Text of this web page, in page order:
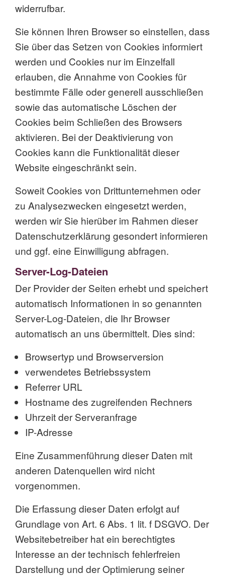
widerrufbar.
Sie können Ihren Browser so einstellen, dass
Sie über das Setzen von Cookies informiert
werden und Cookies nur im Einzelfall
erlauben, die Annahme von Cookies für
bestimmte Fälle oder generell ausschließen
sowie das automatische Löschen der
Cookies beim Schließen des Browsers
aktivieren. Bei der Deaktivierung von
Cookies kann die Funktionalität dieser
Website eingeschränkt sein.
Soweit Cookies von Drittunternehmen oder
zu Analysezwecken eingesetzt werden,
werden wir Sie hierüber im Rahmen dieser
Datenschutzerklärung gesondert informieren
und ggf. eine Einwilligung abfragen.
Server-Log-Dateien
Der Provider der Seiten erhebt und speichert
automatisch Informationen in so genannten
Server-Log-Dateien, die Ihr Browser
automatisch an uns übermittelt. Dies sind:
Browsertyp und Browserversion
verwendetes Betriebssystem
Referrer URL
Hostname des zugreifenden Rechners
Uhrzeit der Serveranfrage
IP-Adresse
Eine Zusammenführung dieser Daten mit
anderen Datenquellen wird nicht
vorgenommen.
Die Erfassung dieser Daten erfolgt auf
Grundlage von Art. 6 Abs. 1 lit. f DSGVO. Der
Websitebetreiber hat ein berechtigtes
Interesse an der technisch fehlerfreien
Darstellung und der Optimierung seiner